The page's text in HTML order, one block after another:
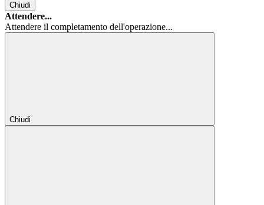
Chiudi
Attendere...
Attendere il completamento dell'operazione...
Chiudi